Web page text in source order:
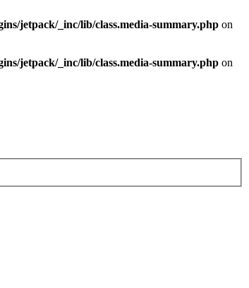
jetpack/_inc/lib/class.media-summary.php on
jetpack/_inc/lib/class.media-summary.php on